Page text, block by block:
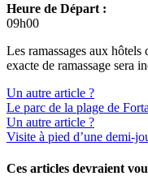
Heure de Départ :
09h00
Les ramassages aux hôtels
exacte de ramassage sera
Un autre article ?
Le parc de la plage de
Un autre article ?
Visite à pied d’une demi-
Ces articles devraient